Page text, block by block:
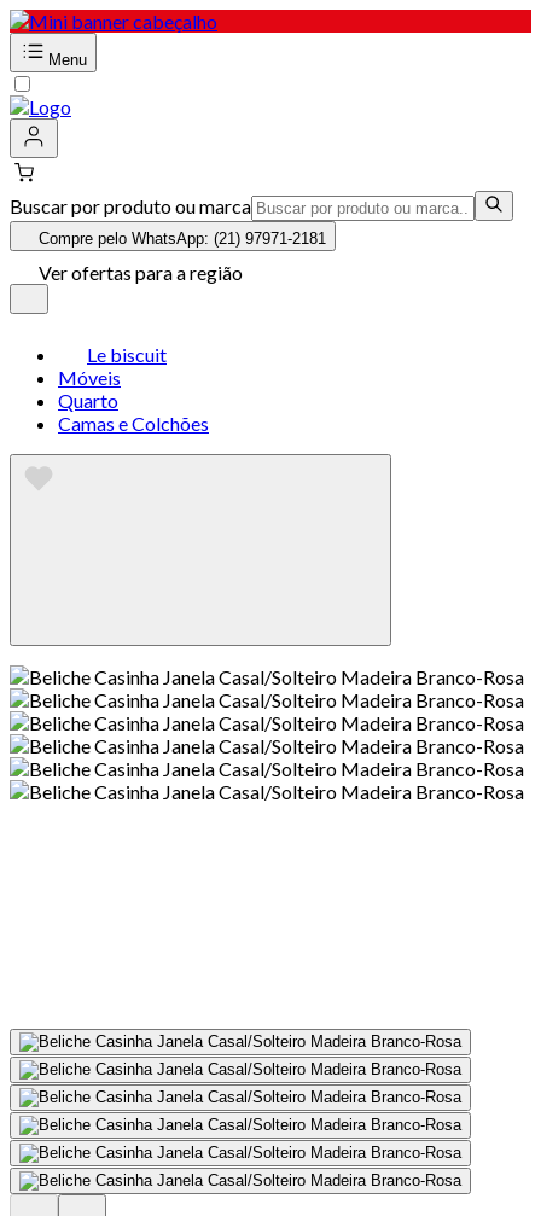
Menu
Buscar por produto ou marca
Compre pelo WhatsApp: (21) 97971-2181
Ver ofertas para a região
Le biscuit
Móveis
Quarto
Camas e Colchões